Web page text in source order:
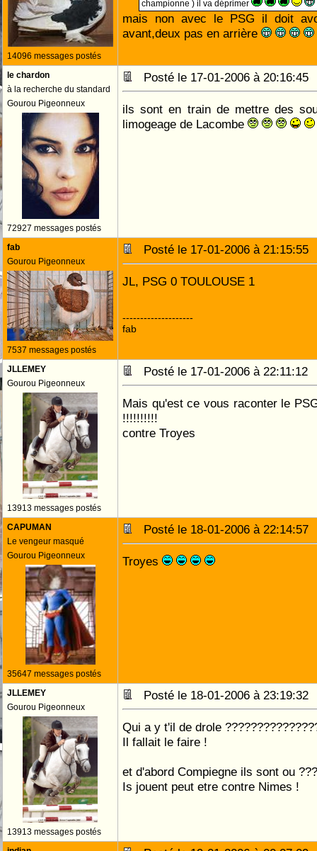
14096 messages postés
championne ) il va déprimer
mais non avec le PSG il doit
avant,deux pas en arrière
le chardon
à la recherche du standard
Gourou Pigeonneux
72927 messages postés
Posté le 17-01-2006 à
ils sont en train de mettre des
limogeage de Lacombe
fab
Gourou Pigeonneux
7537 messages postés
Posté le 17-01-2006 à
JL, PSG 0 TOULOUSE 1
--------------------
fab
JLLEMEY
Gourou Pigeonneux
13913 messages postés
Posté le 17-01-2006 à
Mais qu'est ce vous raconter le
!!!!!!!!!!
contre Troyes
CAPUMAN
Le vengeur masqué
Gourou Pigeonneux
35647 messages postés
Posté le 18-01-2006 à
Troyes
JLLEMEY
Gourou Pigeonneux
13913 messages postés
Posté le 18-01-2006 à
Qui a y t'il de drole
Il fallait le faire !
et d'abord Compiegne ils sont ou
Is jouent peut etre contre Nimes !